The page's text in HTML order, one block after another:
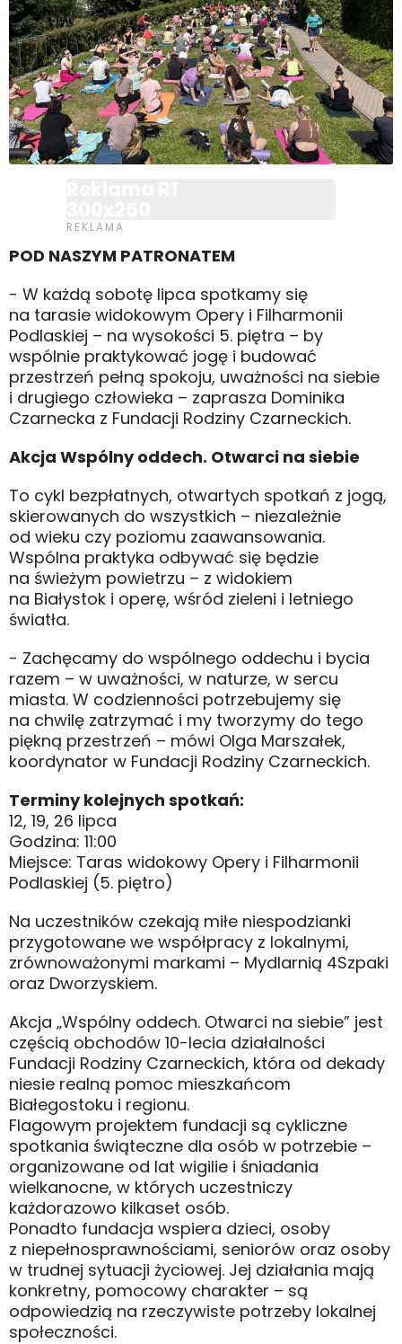
POD NASZYM PATRONATEM
- W każdą sobotę lipca spotkamy się
na tarasie widokowym Opery i Filharmonii
Podlaskiej – na wysokości 5. piętra – by
wspólnie praktykować jogę i budować
przestrzeń pełną spokoju, uważności na siebie
i drugiego człowieka – zaprasza Dominika
Czarnecka z Fundacji Rodziny Czarneckich.
Akcja Wspólny oddech. Otwarci na siebie
To cykl bezpłatnych, otwartych spotkań z jogą,
skierowanych do wszystkich – niezależnie
od wieku czy poziomu zaawansowania.
Wspólna praktyka odbywać się będzie
na świeżym powietrzu – z widokiem
na Białystok i operę, wśród zieleni i letniego
światła.
- Zachęcamy do wspólnego oddechu i bycia
razem – w uważności, w naturze, w sercu
miasta. W codzienności potrzebujemy się
na chwilę zatrzymać i my tworzymy do tego
piękną przestrzeń – mówi Olga Marszałek,
koordynator w Fundacji Rodziny Czarneckich.
Terminy kolejnych spotkań:
12, 19, 26 lipca
Godzina: 11:00
Miejsce: Taras widokowy Opery i Filharmonii
Podlaskiej (5. piętro)
Na uczestników czekają miłe niespodzianki
przygotowane we współpracy z lokalnymi,
zrównoważonymi markami – Mydlarnią 4Szpaki
oraz Dworzyskiem.
Akcja „Wspólny oddech. Otwarci na siebie” jest
częścią obchodów 10-lecia działalności
Fundacji Rodziny Czarneckich, która od dekady
niesie realną pomoc mieszkańcom
Białegostoku i regionu.
Flagowym projektem fundacji są cykliczne
spotkania świąteczne dla osób w potrzebie –
organizowane od lat wigilie i śniadania
wielkanocne, w których uczestniczy
każdorazowo kilkaset osób.
Ponadto fundacja wspiera dzieci, osoby
z niepełnosprawnościami, seniorów oraz osoby
w trudnej sytuacji życiowej. Jej działania mają
konkretny, pomocowy charakter – są
odpowiedzią na rzeczywiste potrzeby lokalnej
społeczności.